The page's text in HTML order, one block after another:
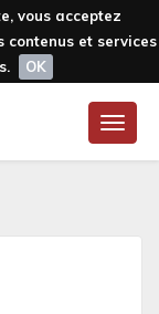
vous acceptez
contenus et services
OK
Toggle